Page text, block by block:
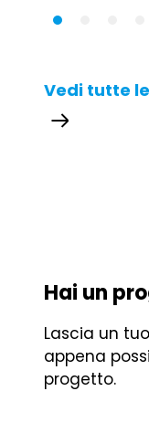
Vedi tutte
Hai un
Lascia un
appena
progetto.